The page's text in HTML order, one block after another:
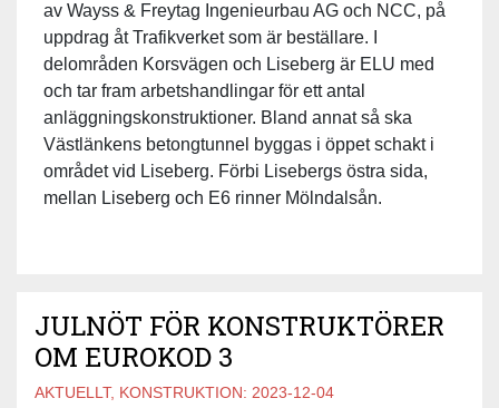
av Wayss & Freytag Ingenieurbau AG och NCC, på
uppdrag åt Trafikverket som är beställare. I
delområden Korsvägen och Liseberg är ELU med
och tar fram arbetshandlingar för ett antal
anläggningskonstruktioner. Bland annat så ska
Västlänkens betongtunnel byggas i öppet schakt i
området vid Liseberg. Förbi Lisebergs östra sida,
mellan Liseberg och E6 rinner Mölndalsån.
JULNÖT FÖR KONSTRUKTÖRER
OM EUROKOD 3
AKTUELLT, KONSTRUKTION: 2023-12-04